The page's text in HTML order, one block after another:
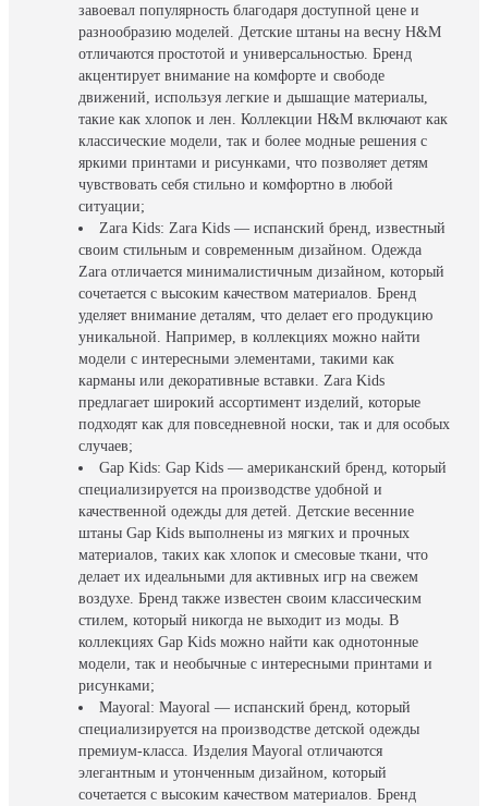
завоевал популярность благодаря доступной цене и
разнообразию моделей. Детские штаны на весну H&M
отличаются простотой и универсальностью. Бренд
акцентирует внимание на комфорте и свободе
движений, используя легкие и дышащие материалы,
такие как хлопок и лен. Коллекции H&M включают как
классические модели, так и более модные решения с
яркими принтами и рисунками, что позволяет детям
чувствовать себя стильно и комфортно в любой
ситуации;
Zara Kids: Zara Kids — испанский бренд, известный
своим стильным и современным дизайном. Одежда
Zara отличается минималистичным дизайном, который
сочетается с высоким качеством материалов. Бренд
уделяет внимание деталям, что делает его продукцию
уникальной. Например, в коллекциях можно найти
модели с интересными элементами, такими как
карманы или декоративные вставки. Zara Kids
предлагает широкий ассортимент изделий, которые
подходят как для повседневной носки, так и для особых
случаев;
Gap Kids: Gap Kids — американский бренд, который
специализируется на производстве удобной и
качественной одежды для детей. Детские весенние
штаны Gap Kids выполнены из мягких и прочных
материалов, таких как хлопок и смесовые ткани, что
делает их идеальными для активных игр на свежем
воздухе. Бренд также известен своим классическим
стилем, который никогда не выходит из моды. В
коллекциях Gap Kids можно найти как однотонные
модели, так и необычные с интересными принтами и
рисунками;
Mayoral: Mayoral — испанский бренд, который
специализируется на производстве детской одежды
премиум-класса. Изделия Mayoral отличаются
элегантным и утонченным дизайном, который
сочетается с высоким качеством материалов. Бренд